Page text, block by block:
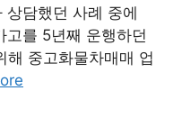
상담했던 사례 중에
를 5년째 운행하던
해 중고화물차매매 업